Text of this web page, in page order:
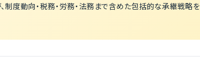
制度動向・税務・労務・法務まで含めた包括的な承継戦略を